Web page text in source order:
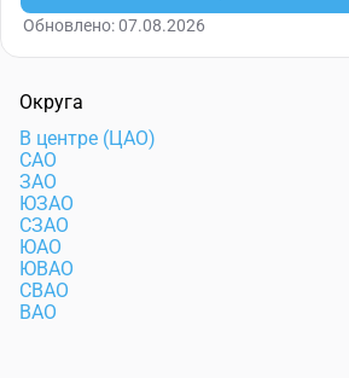
Обновлено: 07.08.2026
Округа
В центре (ЦАО)
САО
ЗАО
ЮЗАО
СЗАО
ЮАО
ЮВАО
СВАО
ВАО